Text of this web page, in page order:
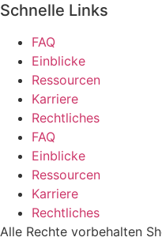
Schnelle Links
FAQ
Einblicke
Ressourcen
Karriere
Rechtliches
FAQ
Einblicke
Ressourcen
Karriere
Rechtliches
Alle Rechte vorbehalten